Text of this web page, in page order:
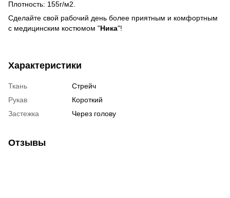
Плотность: 155г/м2.
Сделайте свой рабочий день более приятным и комфортным
с медицинским костюмом "Ника"!
Характеристики
Ткань
Стрейч
Рукав
Короткий
Застежка
Через голову
Отзывы